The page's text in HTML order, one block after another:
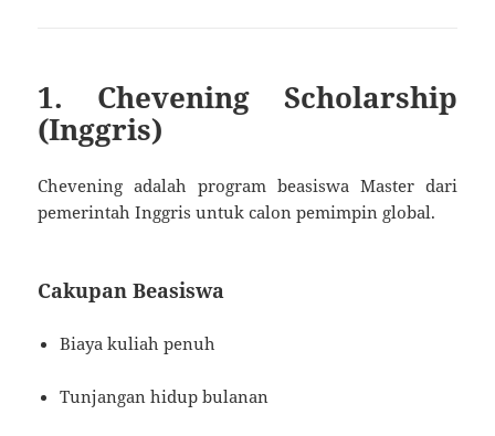
1. Chevening Scholarship
(Inggris)
Chevening adalah program beasiswa Master dari
pemerintah Inggris untuk calon pemimpin global.
Cakupan Beasiswa
Biaya kuliah penuh
Tunjangan hidup bulanan